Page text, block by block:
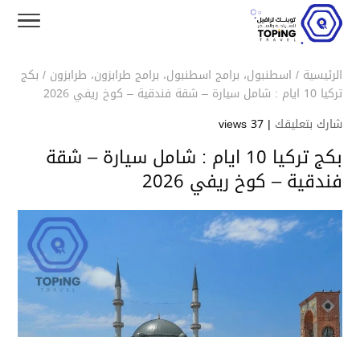
الرئيسية / اسطنبول، برامج اسطنبول، برامج طرابزون، طرابزون / بكج
تركيا 10 ايام : شامل سيارة – شقة فندقية – كوخ ريفي 2026
شارك بتعليقك |
37 views
بكج تركيا 10 ايام : شامل سيارة – شقة
فندقية – كوخ ريفي 2026